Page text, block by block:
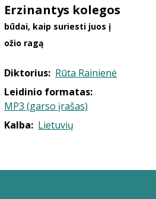
Erzinantys kolegos
būdai, kaip suriesti juos į
ožio ragą
Diktorius: Rūta Rainienė
Leidinio formatas:
MP3 (garso įrašas)
Kalba: Lietuvių